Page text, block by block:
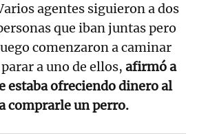
agentes siguieron a dos
que iban juntas pero
comenzaron a caminar
a uno de ellos, afirmó a
estaba ofreciendo dinero al
comprarle un perro.